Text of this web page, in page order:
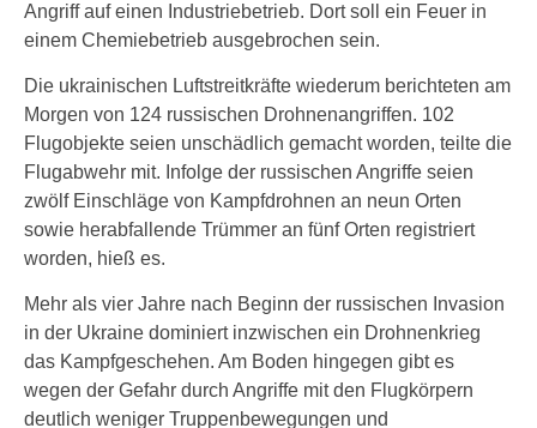
Angriff auf einen Industriebetrieb. Dort soll ein Feuer in
einem Chemiebetrieb ausgebrochen sein.
Die ukrainischen Luftstreitkräfte wiederum berichteten am
Morgen von 124 russischen Drohnenangriffen. 102
Flugobjekte seien unschädlich gemacht worden, teilte die
Flugabwehr mit. Infolge der russischen Angriffe seien
zwölf Einschläge von Kampfdrohnen an neun Orten
sowie herabfallende Trümmer an fünf Orten registriert
worden, hieß es.
Mehr als vier Jahre nach Beginn der russischen Invasion
in der Ukraine dominiert inzwischen ein Drohnenkrieg
das Kampfgeschehen. Am Boden hingegen gibt es
wegen der Gefahr durch Angriffe mit den Flugkörpern
deutlich weniger Truppenbewegungen und